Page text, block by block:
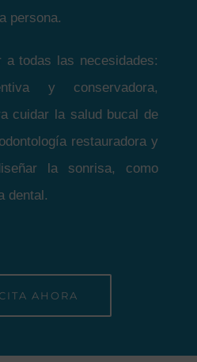
persona.
a todas las necesidades:
y conservadora,
cuidar la salud bucal de
restauradora y
la sonrisa, como
dental.
AHORA